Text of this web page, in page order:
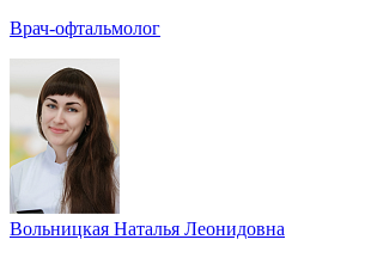
Врач-офтальмолог
Вольницкая Наталья Леонидовна